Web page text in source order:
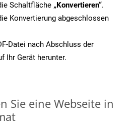
Schaltfläche „Konvertieren“.
Konvertierung abgeschlossen
Datei nach Abschluss der
Ihr Gerät herunter.
Sie eine Webseite in